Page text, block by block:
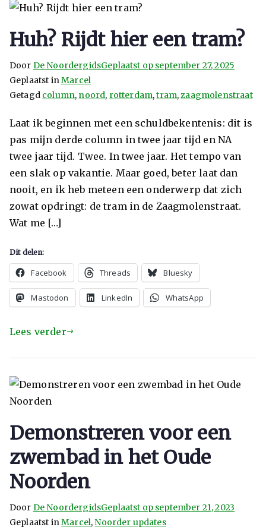
Huh? Rijdt hier een tram?
Door De NoordergidsGeplaatst op september 27, 2025
Geplaatst inMarcel
Getagd column, noord, rotterdam,tram, zaagmolenstraat
Laat ik beginnen met een schuldbekentenis: dit is
pas mijn derde column in twee jaar tijd en NA
twee jaar tijd. Twee. In twee jaar. Het tempo van
een slak op vakantie. Maar goed, beter laat dan
nooit, en ik heb meteen een onderwerp dat zich
zowat opdringt: de tram in de Zaagmolenstraat.
Wat me […]
Dit delen:
Facebook Threads Bluesky
Mastodon LinkedIn WhatsApp
Lees verder
Demonstreren voor een
zwembad in het Oude
Noorden
Door De NoordergidsGeplaatst op september 21, 2023
Geplaatst inMarcel, Noorder updates